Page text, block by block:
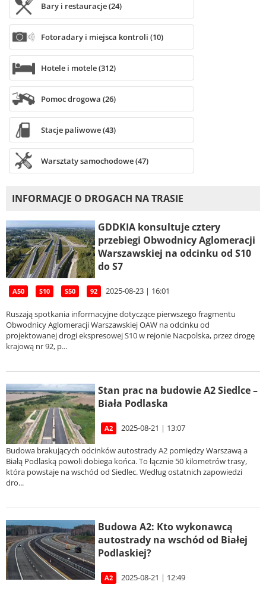
Bary i restauracje (24)
Fotoradary i miejsca kontroli (10)
Hotele i motele (312)
Pomoc drogowa (26)
Stacje paliwowe (43)
Warsztaty samochodowe (47)
INFORMACJE O DROGACH NA TRASIE
GDDKIA konsultuje cztery
przebiegi Obwodnicy Aglomeracji
Warszawskiej na odcinku od S10
do S7
A50 S10 S50 92 2025-08-23 | 16:01
Ruszają spotkania informacyjne dotyczące pierwszego fragmentu
Obwodnicy Aglomeracji Warszawskiej OAW na odcinku od
projektowanej drogi ekspresowej S10 w rejonie Nacpolska, przez drogę
krajową nr 92, p...
Stan prac na budowie A2 Siedlce –
Biała Podlaska
A2 2025-08-21 | 13:07
Budowa brakujących odcinków autostrady A2 pomiędzy Warszawą a
Białą Podlaską powoli dobiega końca. To łącznie 50 kilometrów trasy,
która powstaje na wschód od Siedlec. Według ostatnich zapowiedzi
dro...
Budowa A2: Kto wykonawcą
autostrady na wschód od Białej
Podlaskiej?
A2 2025-08-21 | 12:49